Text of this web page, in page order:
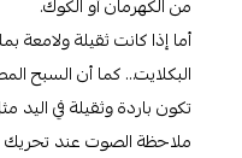
أما إذا كانت ثقيلة ولامعة
البكلايت… كما أن السبح
تكون باردة وثقيلة في اليد مثل
ملاحظة الصوت عند تحريك